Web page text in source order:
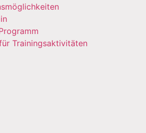
Trainingsaktivitäten